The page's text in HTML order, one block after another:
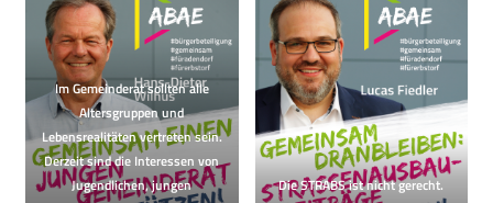
Im Gemeinderat sollten alle
Altersgruppen und
Lebensrealitäten vertreten sein.
Derzeit sind die Interessen von
Jugendlichen, jungen
Die STRABS ist nicht gerecht.